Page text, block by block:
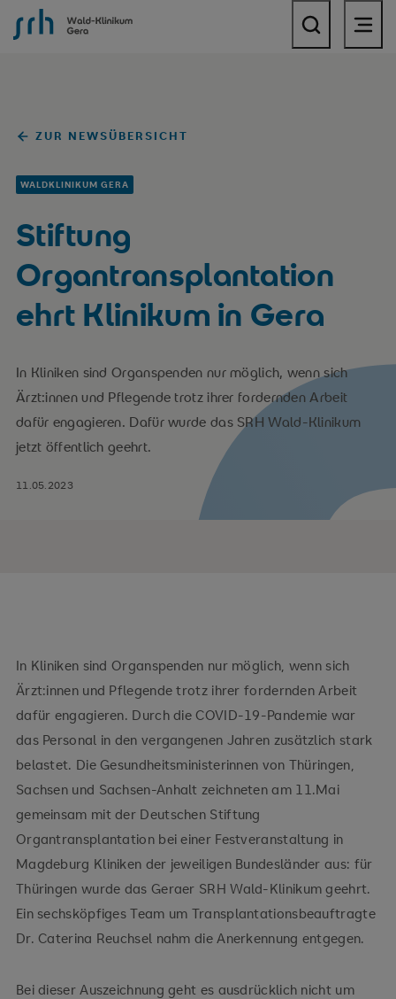
SRH Wald-Klinikum Gera
ZUR NEWSÜBERSICHT
WALDKLINIKUM GERA
Stiftung
Organtransplantation
ehrt Klinikum in Gera
In Kliniken sind Organspenden nur möglich, wenn sich
Ärzt:innen und Pflegende trotz ihrer fordernden Arbeit
dafür engagieren. Dafür wurde das SRH Wald-Klinikum
jetzt öffentlich geehrt.
11.05.2023
In Kliniken sind Organspenden nur möglich, wenn sich
Ärzt:innen und Pflegende trotz ihrer fordernden Arbeit
dafür engagieren. Durch die COVID-19-Pandemie war
das Personal in den vergangenen Jahren zusätzlich stark
belastet. Die Gesundheitsministerinnen von Thüringen,
Sachsen und Sachsen-Anhalt zeichneten am 11.Mai
gemeinsam mit der Deutschen Stiftung
Organtransplantation bei einer Festveranstaltung in
Magdeburg Kliniken der jeweiligen Bundesländer aus: für
Thüringen wurde das Geraer SRH Wald-Klinikum geehrt.
Ein sechsköpfiges Team um Transplantationsbeauftragte
Dr. Caterina Reuchsel nahm die Anerkennung entgegen.
Bei dieser Auszeichnung geht es ausdrücklich nicht um